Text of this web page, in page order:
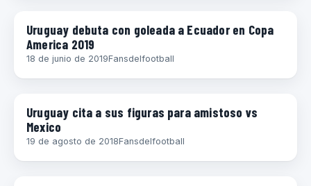
Uruguay debuta con goleada a Ecuador en Copa
America 2019
18 de junio de 2019Fansdelfootball
Uruguay cita a sus figuras para amistoso vs
Mexico
19 de agosto de 2018Fansdelfootball